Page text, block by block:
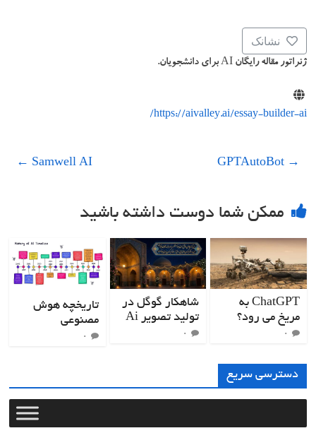
نشانک
ژنراتور مقاله رایگان AI برای دانشجویان.
https://aivalley.ai/essay-builder-ai/
→
GPTAutoBot
Samwell AI
←
ممکن شما دوست داشته باشید
ChatGPT به
مریخ می رود؟
۰
شاهکار گوگل در
تولید تصویر Ai
۰
تاریخچه هوش
مصنوعی
۰
دسترسی سریع